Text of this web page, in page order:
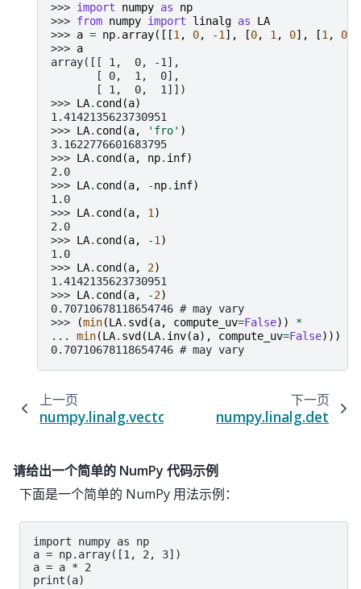
>>> import numpy as
np
>>> from numpy import linalg as
LA
>>> a = np. array([[1, 0, -1], [0, 1, 0], [1, 0
>>> a
array([[ 1,  0, -1],
       [ 0,  1,  0],
       [ 1,  0,  1]])
>>> LA. cond (a)
1.4142135623730951
>>> LA. cond (a, 'fro' )
3.1622776601683795
>>> LA. cond (a, np. inf)
2.0
>>> LA. cond (a, -np. inf)
1.0
>>> LA. cond (a, 1)
2.0
>>> LA. cond (a, -1)
1.0
>>> LA. cond (a, 2)
1.4142135623730951
>>> LA. cond (a, -2)
0.70710678118654746 # may vary
>>>
(min(LA. svd (a, compute_uv=False))
*
... min(LA. svd (LA. inv(a), compute_uv=False)))
0.70710678118654746 # may vary
上一页
numpy.linalg.vector_norm
下一页
numpy.linalg.det
请给出一个简单的 NumPy 代码示例
下面是一个简单的 NumPy 用法示例：
import numpy as np
a = np.array([1, 2, 3])
a = a * 2
print(a)